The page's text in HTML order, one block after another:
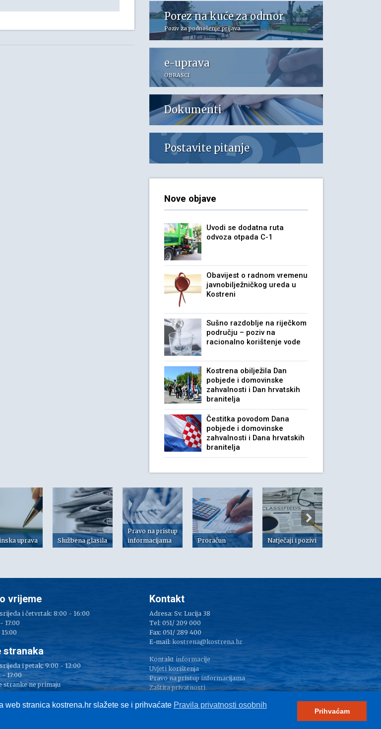
Porez na kuće za odmor
Poziv za podnošenje prijava
e-uprava
OBRASCI
Dokumenti
Postavite pitanje
Nove objave
Uvodi se dodatna ruta
odvoza otpada C-1
Obavijest o radnom vremenu
javnobilježničkog ureda u
Kostreni
Sušno razdoblje na riječkom
području – poziv na
racionalno korištenje vode
Kostrena obilježila Dan
pobjede i domovinske
zahvalnosti i Dan hrvatskih
branitelja
Čestitka povodom Dana
pobjede i domovinske
zahvalnosti i Dana hrvatskih
branitelja
uprava Službena glasila
Pravo na pristup
informacijama
Proračun Natječaji i pozivi
stranica kostrena.hr slažete se i prihvaćate Pravila privatnosti osobnih
Prihvaćam
vrijeme
i četvrtak: 8:00 - 16:00
17:00
stranaka
i petak: 9:00 - 12:00
- 17:00
stranke ne primaju
Kontakt
Adresa: Sv. Lucija 38
Tel: 051/ 209 000
Fax: 051/ 289 400
E-mail: kostrena@kostrena.hr
Kontakt informacije
Uvjeti korištenja
Pravo na pristup informacijama
Zaštita privatnosti